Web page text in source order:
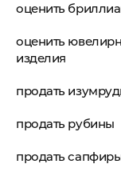
оценить
оценить
изделия
продать
продать рубины
продать